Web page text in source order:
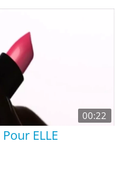
00:22
ELLE